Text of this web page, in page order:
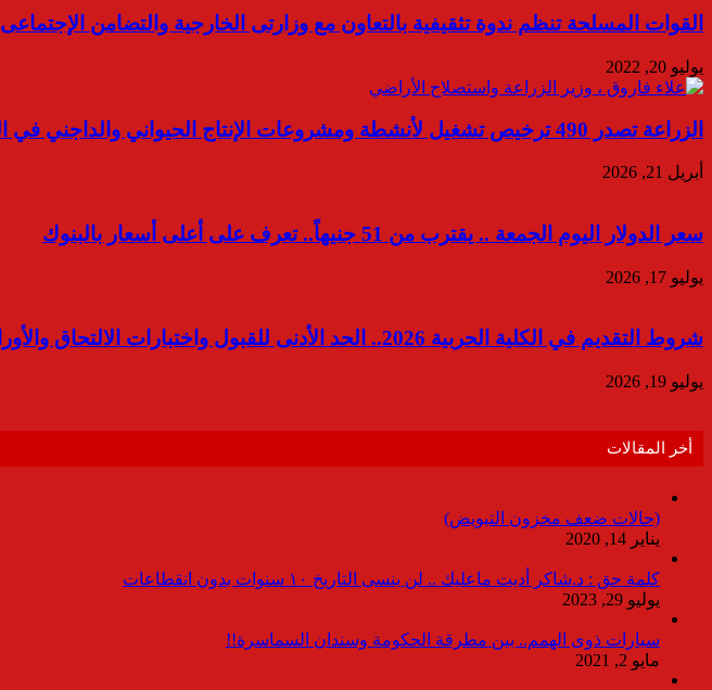
القوات المسلحة تنظم ندوة تثقيفية بالتعاون مع وزارتى الخارجية والتضامن الإجتماعى
يوليو 20, 2022
الزراعة تصدر 490 ترخيص تشغيل لأنشطة ومشروعات الإنتاج الحيواني والداجني في النصف الأول من أبريل
أبريل 21, 2026
سعر الدولار اليوم الجمعة .. يقترب من 51 جنيهاً.. تعرف على أعلى أسعار بالبنوك
يوليو 17, 2026
شروط التقديم في الكلية الحربية 2026.. الحد الأدنى للقبول واختبارات الالتحاق والأوراق المطلوبة
يوليو 19, 2026
أخر المقالات
(حالات ضعف مخزون التبويض)
يناير 14, 2020
كلمة حق : د.شاكر أديت ماعليك .. لن ينسى التاريخ ١٠ سنوات بدون انقطاعات
يوليو 29, 2023
سيارات ذوى الهمم.. بين مطرقة الحكومة وسندان السماسرة!!
مايو 2, 2021